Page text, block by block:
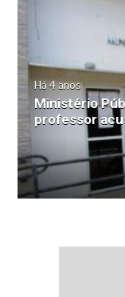
Há 4 anos
Ministério
professor